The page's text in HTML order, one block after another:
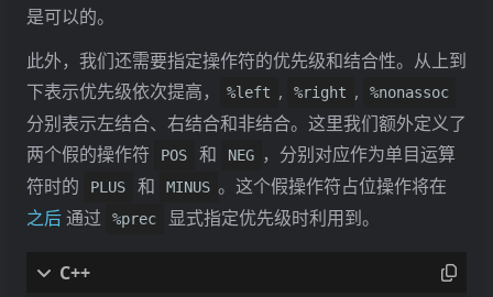
std:: string ASSIGN
":="
<std::string> PLUS
"+"
<std::string MINUS
<std:: string> STAR
"*"
<std:: string> LT
<std:: string > LE
<std string> GT
std string> GE
<SPtr<Stmts>>
stmts
<SPtr<Stmt>>
stmt
<SPtr<ActualParams >>
actual_params
<SPtr ReadParams>>
read_params
< SPtr WriteParams
write_params
< SPtr ElifSections >>
elif_sections
<SPtr< ElifSection>>
elif_section
<SPtr< ElseSection>>
else_section
是可以的。
此外，我们还需要指定操作符的优先级和结合性。从上到
下表示优先级依次提高，
%left , %right , %nonassoc
分别表示左结合、右结合和非结合。这里我们额外定义了
两个假的操作符
POS 和 NEG
，分别对应作为单目运算
符时的
PLUS 和 MINUS 。这个假操作符占位操作将在
之后通过 %prec 显式指定优先级时利用到。